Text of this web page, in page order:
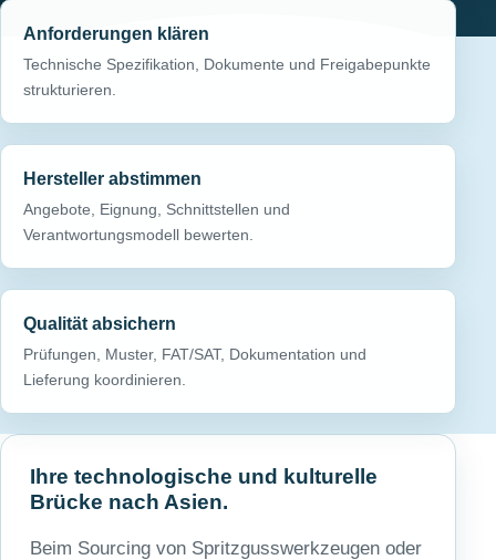
Anforderungen klären
Technische Spezifikation, Dokumente und Freigabepunkte
strukturieren.
Hersteller abstimmen
Angebote, Eignung, Schnittstellen und
Verantwortungsmodell bewerten.
Qualität absichern
Prüfungen, Muster, FAT/SAT, Dokumentation und
Lieferung koordinieren.
Ihre technologische und kulturelle
Brücke nach Asien.
Beim Sourcing von Spritzgusswerkzeugen oder